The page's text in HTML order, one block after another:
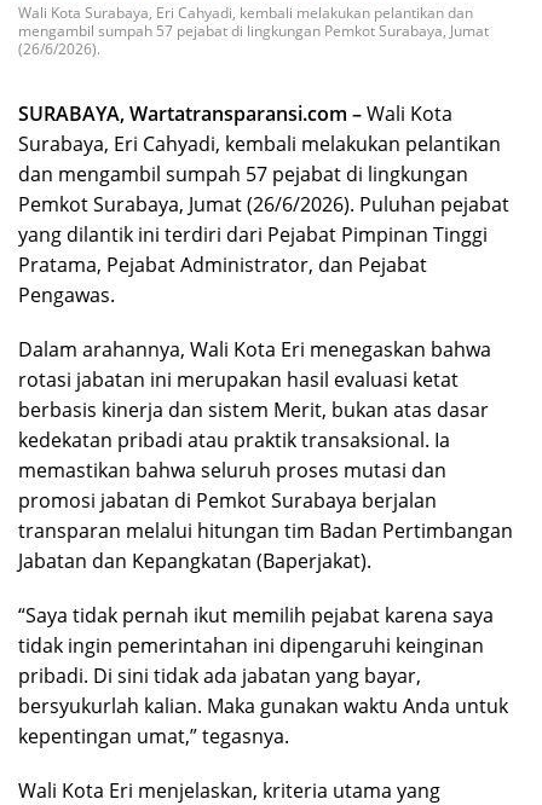
Wali Kota Surabaya, Eri Cahyadi, kembali melakukan pelantikan dan
mengambil sumpah 57 pejabat di lingkungan Pemkot Surabaya, Jumat
(26/6/2026).
SURABAYA, Wartatransparansi.com –Wali Kota
Surabaya, Eri Cahyadi, kembali melakukan pelantikan
dan mengambil sumpah 57 pejabat di lingkungan
Pemkot Surabaya, Jumat (26/6/2026). Puluhan pejabat
yang dilantik ini terdiri dari Pejabat Pimpinan Tinggi
Pratama, Pejabat Administrator, dan Pejabat
Pengawas.
Dalam arahannya, Wali Kota Eri menegaskan bahwa
rotasi jabatan ini merupakan hasil evaluasi ketat
berbasis kinerja dan sistem Merit, bukan atas dasar
kedekatan pribadi atau praktik transaksional. Ia
memastikan bahwa seluruh proses mutasi dan
promosi jabatan di Pemkot Surabaya berjalan
transparan melalui hitungan tim Badan Pertimbangan
Jabatan dan Kepangkatan (Baperjakat).
“Saya tidak pernah ikut memilih pejabat karena saya
tidak ingin pemerintahan ini dipengaruhi keinginan
pribadi. Di sini tidak ada jabatan yang bayar,
bersyukurlah kalian. Maka gunakan waktu Anda untuk
kepentingan umat,” tegasnya.
Wali Kota Eri menjelaskan, kriteria utama yang